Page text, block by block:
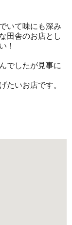
いて味にも深み
田舎のお店とし
！
でしたが見事に
たいお店です。